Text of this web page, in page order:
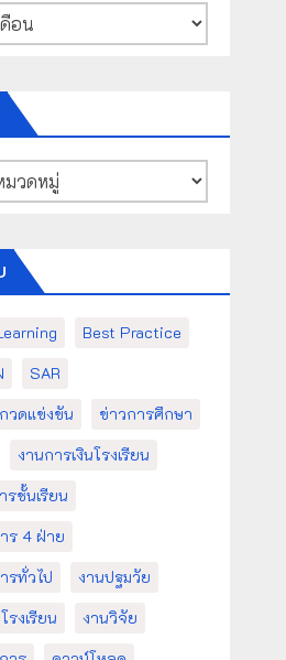
Best Practice
SAR
วดแข่งขัน
ข่าวการศึกษา
งานการเงินโรงเรียน
รชั้นเรียน
ร 4 ฝ่าย
รทั่วไป
งานปฐมวัย
รงเรียน
งานวิจัย